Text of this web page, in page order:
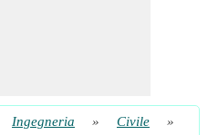
Ingegneria » Civile
»